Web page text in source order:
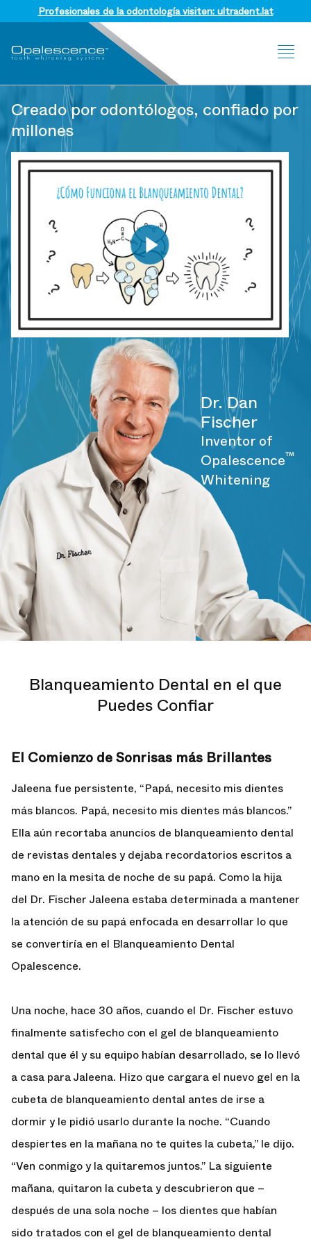
Profesionales de la odontología visiten: ultradent.lat
Dr. Dan
Fischer
Inventor of
Opalescence™
Whitening
Creado por odontólogos, confiado por
millones
Blanqueamiento Dental en el que
Puedes Confiar
El Comienzo de Sonrisas más Brillantes
Jaleena fue persistente, “Papá, necesito mis dientes
más blancos. Papá, necesito mis dientes más blancos.”
Ella aún recortaba anuncios de blanqueamiento dental
de revistas dentales y dejaba recordatorios escritos a
mano en la mesita de noche de su papá. Como la hija
del Dr. Fischer Jaleena estaba determinada a mantener
la atención de su papá enfocada en desarrollar lo que
se convertiría en el Blanqueamiento Dental
Opalescence.
Una noche, hace 30 años, cuando el Dr. Fischer estuvo
finalmente satisfecho con el gel de blanqueamiento
dental que él y su equipo habían desarrollado, se lo llevó
a casa para Jaleena. Hizo que cargara el nuevo gel en la
cubeta de blanqueamiento dental antes de irse a
dormir y le pidió usarlo durante la noche. “Cuando
despiertes en la mañana no te quites la cubeta,” le dijo.
“Ven conmigo y la quitaremos juntos.” La siguiente
mañana, quitaron la cubeta y descubrieron que –
después de una sola noche – los dientes que habían
sido tratados con el gel de blanqueamiento dental